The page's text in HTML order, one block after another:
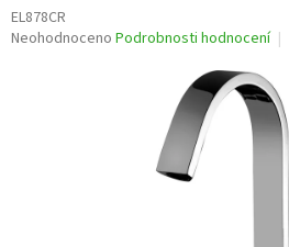
EL878CR
Průměrné
Neohodnoceno Podrobnosti hodnocení